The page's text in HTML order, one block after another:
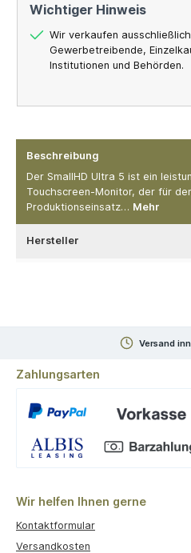
Wichtiger Hinweis
Wir verkaufen
Gewerbetreibende,
Institutionen und Behörden.
Beschreibung
Der SmallHD Ultra 5 ist ein
Touchscreen-Monitor, der für
Produktionseinsatz… Mehr
Hersteller
Versand
Zahlungsarten
Wir helfen Ihnen gerne
Kontaktformular
Versandkosten